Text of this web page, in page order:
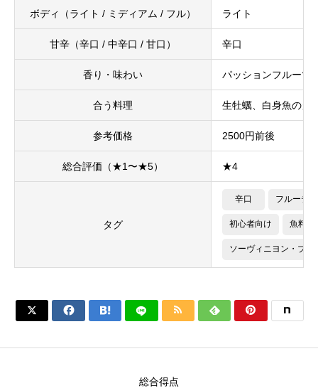
ボディ（ライト / ミディアム / フル） ライト
甘辛（辛口 / 中辛口 / 甘口） 辛口
香り・味わい パッションフルーツ
合う料理 生牡蠣、白身魚のカ
参考価格 2500円前後
総合評価（★1〜★5） ★4
タグ
辛口 フルーティ
初心者向け 魚料理
ソーヴィニヨン・ブラ
     
総合得点